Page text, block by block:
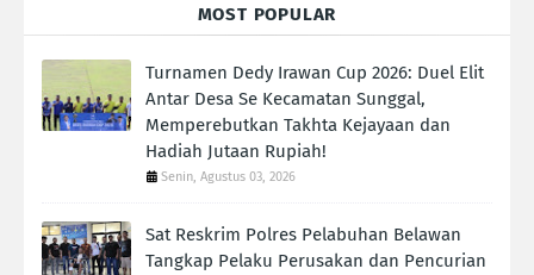
MOST POPULAR
Turnamen Dedy Irawan Cup 2026: Duel Elit
Antar Desa Se Kecamatan Sunggal,
Memperebutkan Takhta Kejayaan dan
Hadiah Jutaan Rupiah!
Senin, Agustus 03, 2026
Sat Reskrim Polres Pelabuhan Belawan
Tangkap Pelaku Perusakan dan Pencurian